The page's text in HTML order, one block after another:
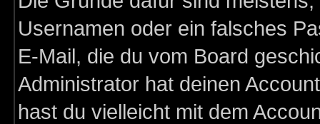
Usernamen oder ein falsches
E-Mail, die du vom Board
Administrator hat deinen
hast du vielleicht mit dem